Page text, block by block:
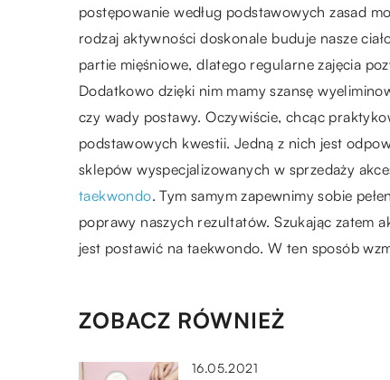
postępowanie według podstawowych zasad
rodzaj aktywności doskonale buduje nasze
partie mięśniowe, dlatego regularne zajęcia
Dodatkowo dzięki nim mamy szansę
czy wady postawy. Oczywiście, chcąc
podstawowych kwestii. Jedną z nich jest
sklepów wyspecjalizowanych w sprzedaży
taekwondo. Tym samym zapewnimy sobie
poprawy naszych rezultatów. Szukając zatem
jest postawić na taekwondo. W ten sposób
ZOBACZ RÓWNIEŻ
16.05.2021